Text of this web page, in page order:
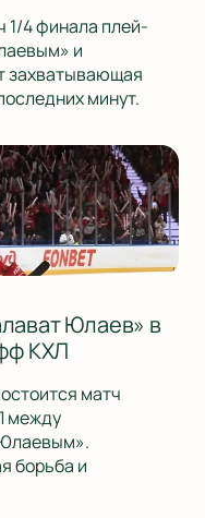
1/4 финала плей-
и
захватывающая
минут.
Юлаев» в
КХЛ
матч
между
борьба и